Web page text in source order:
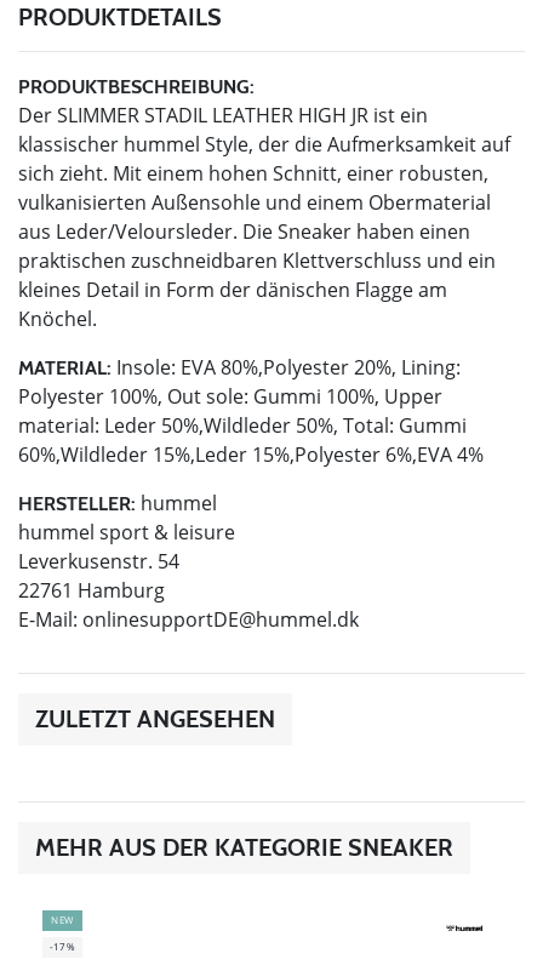
PRODUKTDETAILS
PRODUKTBESCHREIBUNG:
Der SLIMMER STADIL LEATHER HIGH JR ist ein
klassischer hummel Style, der die Aufmerksamkeit auf
sich zieht. Mit einem hohen Schnitt, einer robusten,
vulkanisierten Außensohle und einem Obermaterial
aus Leder/Veloursleder. Die Sneaker haben einen
praktischen zuschneidbaren Klettverschluss und ein
kleines Detail in Form der dänischen Flagge am
Knöchel.
MATERIAL: Insole: EVA 80%,Polyester 20%, Lining:
Polyester 100%, Out sole: Gummi 100%, Upper
material: Leder 50%,Wildleder 50%, Total: Gummi
60%,Wildleder 15%,Leder 15%,Polyester 6%,EVA 4%
HERSTELLER: hummel
hummel sport & leisure
Leverkusenstr. 54
22761 Hamburg
E-Mail: onlinesupportDE@hummel.dk
ZULETZT ANGESEHEN
MEHR AUS DER KATEGORIE SNEAKER
NEW
-17%